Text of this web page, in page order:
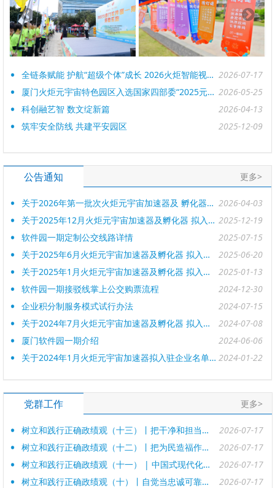
全链条赋能 护航“超级个体”成长 2026火炬智能视听生态大会在软一举行， 厦门火炬OPC创新社区揭牌成立 2026-07-17
厦门火炬元宇宙特色园区入选国家四部委“2025元宇宙典型园区案例” 2026-05-25
科创融艺智 数文绽新篇
2026-04-13
筑牢安全防线 共建平安园区
2025-12-09
公告通知 更多>
关于2026年第一批次火炬元宇宙加速器及 孵化器拟入驻企业名单的公示 2026-04-03
关于2025年12月火炬元宇宙加速器及孵化器 拟入驻企业名单的公示 2025-12-19
软件园一期定制公交线路详情
2025-07-15
关于2025年6月火炬元宇宙加速器及孵化器 拟入驻企业名单的公示
2025-06-20
关于2025年1月火炬元宇宙加速器及孵化器 拟入驻企业名单的公示
2025-01-13
软件园一期接驳线掌上公交购票流程
2024-12-30
企业积分制服务模式试行办法
2024-07-15
关于2024年7月火炬元宇宙加速器及孵化器 拟入驻企业名单的公示
2024-07-08
厦门软件园一期介绍
2024-06-06
关于2024年1月火炬元宇宙加速器拟入驻企业名单的公示 2024-01-22
党群工作 更多>
树立和践行正确政绩观（十三）丨把干净和担当、勤政和廉政统一起来
2026-07-17
树立和践行正确政绩观（十二）丨把为民造福作为最重要的政绩
2026-07-17
树立和践行正确政绩观（十一） | 中国式现代化，民生为大
2026-07-17
树立和践行正确政绩观（十）丨自觉当忠诚可靠、表里如一、担当尽责的好干部
2026-07-17